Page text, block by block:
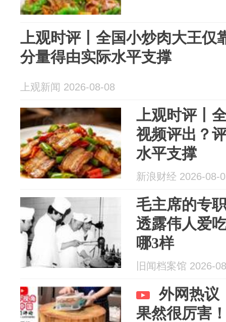
上观时评丨全国小炒肉大王仅
分量得由实际水平支撑
上观新闻 2026-08-08
上观时评丨
视频评出？
水平支撑
新浪财经 2026-08-
毛主席的专
透露伟人爱
哪3样
旧闻档案馆 2026-
外网热议
果然很厉害